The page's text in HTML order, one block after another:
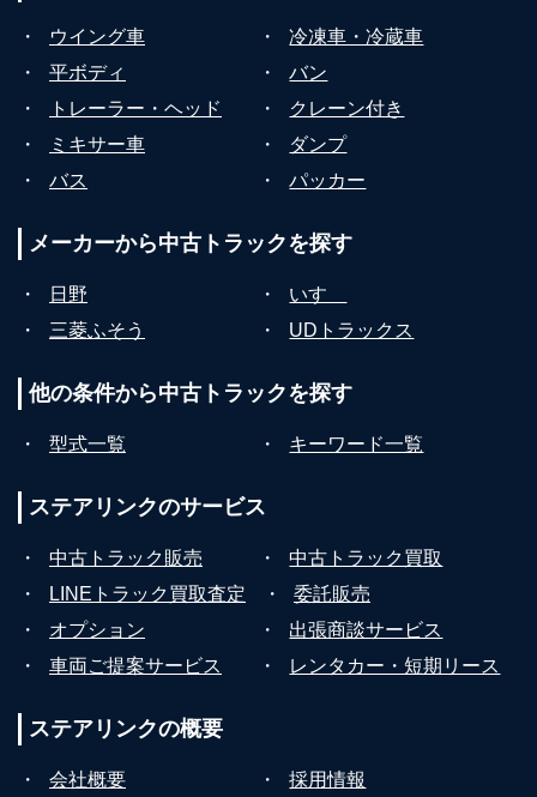
・ ウイング車 ・
冷凍車・冷蔵車
・
平ボディ ・
バン
・
トレーラー・ヘッド ・
クレーン付き
・
ミキサー車 ・
ダンプ
・
バス ・ パッカー
メーカーから中古トラックを探す
・ 日野 ・
いすゞ
・
三菱ふそう ・ UDトラックス
他の条件から中古トラックを探す
・ 型式一覧 ・ キーワード一覧
ステアリンクのサービス
・ 中古トラック販売 ・
中古トラック買取
・
LINEトラック買取査定 ・
委託販売
・
オプション ・
出張商談サービス
・
車両ご提案サービス ・ レンタカー・短期リース
ステアリンクの概要
・ 会社概要 ・
採用情報